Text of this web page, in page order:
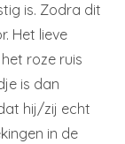
is. Zodra dit
Het lieve
roze ruis
is dan
hij/zij echt
in de